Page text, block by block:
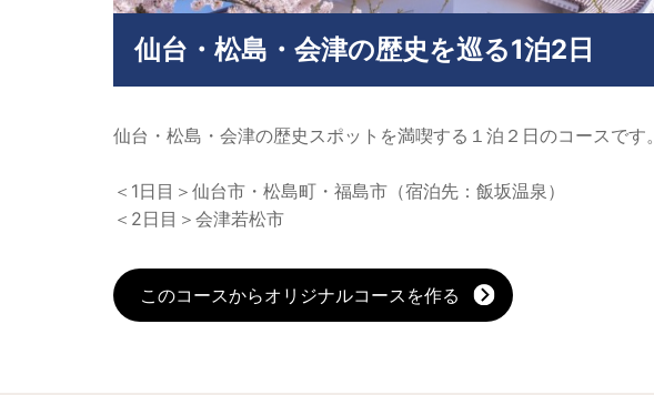
仙台・松島・会津の歴史を巡る1泊2日
仙台・松島・会津の歴史スポットを満喫する１泊２日のコースです。
＜1日目＞仙台市・松島町・福島市（宿泊先：飯坂温泉）
＜2日目＞会津若松市
このコースからオリジナルコースを作る